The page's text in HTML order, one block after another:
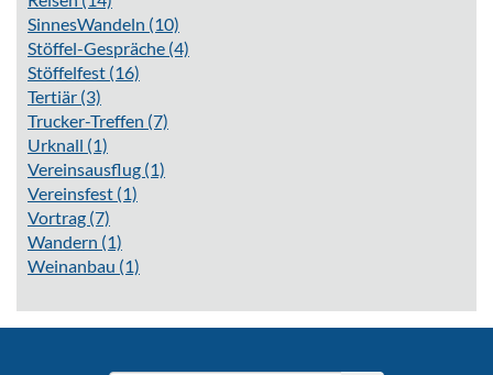
SinnesWandeln (10)
Stöffel-Gespräche (4)
Stöffelfest (16)
Tertiär (3)
Trucker-Treffen (7)
Urknall (1)
Vereinsausflug (1)
Vereinsfest (1)
Vortrag (7)
Wandern (1)
Weinanbau (1)